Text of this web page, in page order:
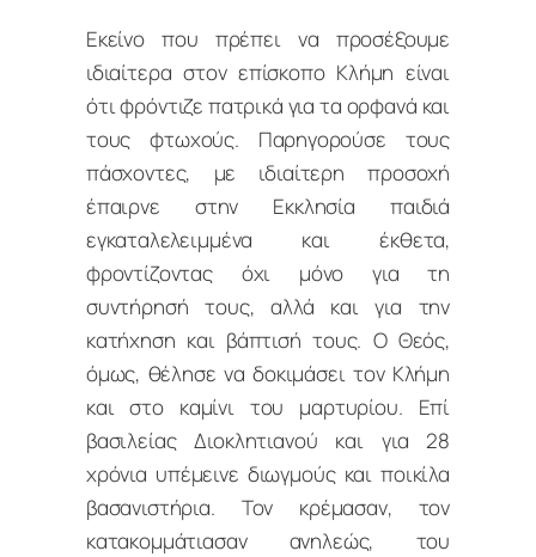
Εκείνο που πρέπει να προσέξουμε
ιδιαίτερα στον επίσκοπο Κλήμη είναι
ότι φρόντιζε πατρικά για τα ορφανά και
τους φτωχούς. Παρηγορούσε τους
πάσχοντες, με ιδιαίτερη προσοχή
έπαιρνε στην Εκκλησία παιδιά
εγκαταλελειμμένα και έκθετα,
φροντίζοντας όχι μόνο για τη
συντήρησή τους, αλλά και για την
κατήχηση και βάπτισή τους. Ο Θεός,
όμως, θέλησε να δοκιμάσει τον Κλήμη
και στο καμίνι του μαρτυρίου. Επί
βασιλείας Διοκλητιανού και για 28
χρόνια υπέμεινε διωγμούς και ποικίλα
βασανιστήρια. Τον κρέμασαν, τον
κατακομμάτιασαν ανηλεώς, του